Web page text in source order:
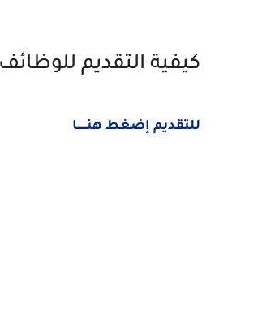
كيفية التقديم
للتقديم إضغط هنــــــا